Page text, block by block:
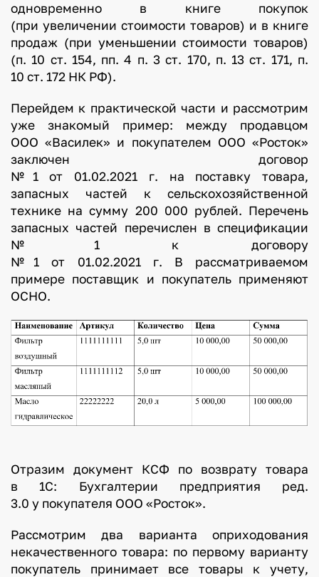
одновременно в книге покупок
(при увеличении стоимости товаров) и в книге
продаж (при уменьшении стоимости товаров)
(п. 10 ст. 154, пп. 4 п. 3 ст. 170, п. 13 ст. 171, п.
10 ст. 172 НК РФ).
Перейдем к практической части и рассмотрим
уже знакомый пример: между продавцом
ООО «Василек» и покупателем ООО «Росток»
заключен договор
№1 от 01.02.2021 г. на поставку товара,
запасных частей к сельскохозяйственной
технике на сумму 200 000 рублей. Перечень
запасных частей перечислен в спецификации
№1 к договору
№1 от 01.02.2021 г. В рассматриваемом
примере поставщик и покупатель применяют
ОСНО.
Отразим документ КСФ по возврату товара
в 1С: Бухгалтерии предприятия ред.
3.0 у покупателя ООО «Росток».
Рассмотрим два варианта оприходования
некачественного товара: по первому варианту
покупатель принимает все товары к учету,